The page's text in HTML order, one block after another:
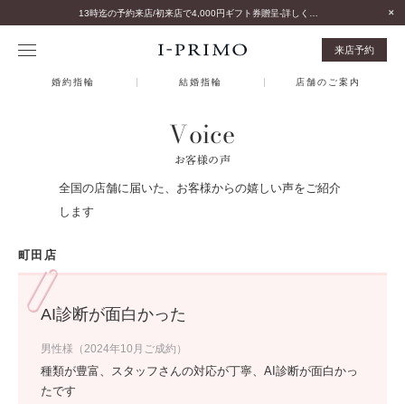
来店予約
婚約指輪 結婚指輪 店舗のご案内
Voice
お客様の声
全国の店舗に届いた、お客様からの嬉しい声をご紹介
します
町田店
AI診断が面白かった
男性様（2024年10月ご成約）
種類が豊富、スタッフさんの対応が丁寧、AI診断が面白かっ
たです